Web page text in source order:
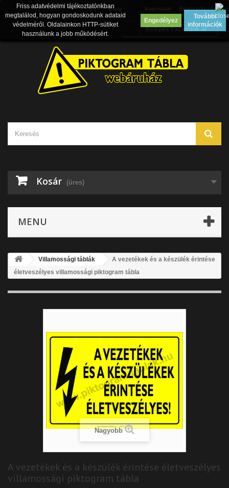
Bejelentkezés
Blog
Belépés Facebook-al
Kosár (üres)
MENU
Friss adatvédelmi tájékoztatónkban
megtalálod, hogyan gondoskodunk adataid
védelméről. Oldalainkon HTTP-sütiket
használunk a jobb működésért.
Engedélyez
További
információk
Villamossági táblák
A vezetékek és a készülék érintése
életveszélyes villamossági piktogram tábla
Nagyobb
A vezetékek és a készülék érintése életveszélyes
villamossági piktogram tábla